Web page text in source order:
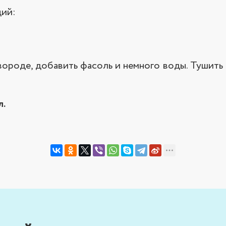
добавить фасоль и немного воды.